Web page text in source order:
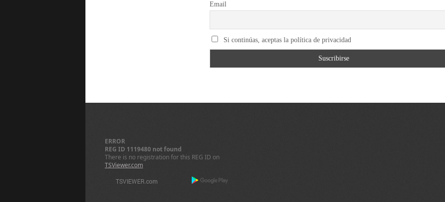
Email
Si continúas, aceptas la política de privacidad
ERROR
REG ID 1119480 not found
There is no registration for this REG ID on
TSViewer.com